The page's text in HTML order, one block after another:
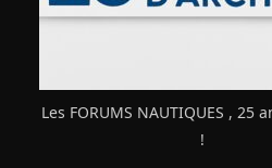
Les FORUMS NAUTIQUES , 25
!